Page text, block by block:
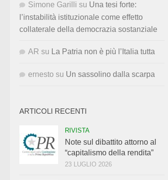
Simone Garilli su Una tesi forte:
l’instabilità istituzionale come effetto
collaterale della democrazia sostanziale
AR su La Patria non è più l’Italia tutta
ernesto su Un sassolino dalla scarpa
ARTICOLI RECENTI
RIVISTA
Note sul dibattito attorno al
“capitalismo della rendita”
23 LUGLIO 2026